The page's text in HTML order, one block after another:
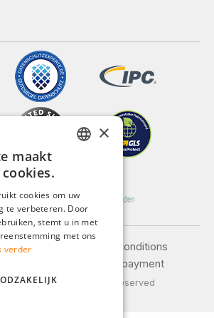
General terms and conditions
Shipping and payment
GmbH, All Rights Reserved
FRENCH
ITALIAN
×
maakt
cookies om uw
te verbeteren. Door
stemt u in met
met ons
verder